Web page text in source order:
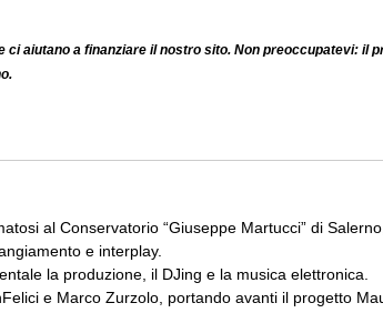
aiutano a finanziare il nostro sito. Non preoccupatevi: il
al Conservatorio “Giuseppe Martucci” di
e interplay.
la produzione, il DJing e la musica elettronica.
e Marco Zurzolo, portando avanti il progetto